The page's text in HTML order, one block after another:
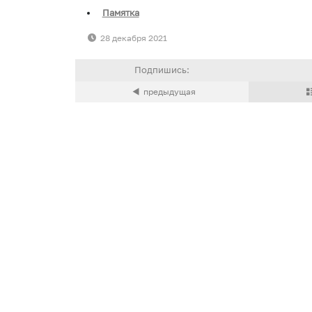
Памятка
28 декабря 2021